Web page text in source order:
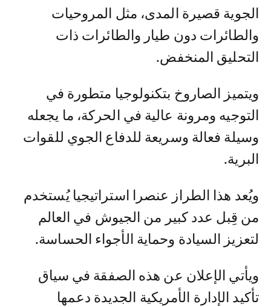
الجوية قصيرة المدى، مثل المروحيات
والطائرات دون طيار والطائرات ذات
التحليق المنخفض.
ويتميز الصاروخ بتكنولوجيا متطورة في
التوجيه ومرونة عالية في الحركة، ما يجعله
وسيلة فعالة وسريعة للدفاع الجوي للقوات
البرية.
ويُعد هذا الطراز عنصرا استراتيجيا يُستخدم
من قِبل عدد كبير من الجيوش في العالم
لتعزيز السيادة وحماية الأجواء الحساسة.
ويأتي الإعلان عن هذه الصفقة في سياق
تأكيد الإدارة الأمريكية الجديدة دعمها